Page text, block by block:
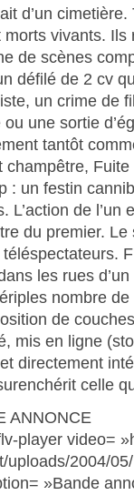
d’un
morts vivants.
de scènes
défilé de 2 cv
un crime de
ou une sortie
tantôt
champêtre,
: un festin
L’action de l’un
du premier.
téléspectateurs.
les rues
nombre
de
mis en ligne
directement
celle
ANNONCE
player video=
uploads/2004/
»Bande